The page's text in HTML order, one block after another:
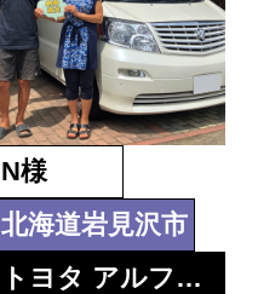
N様
北海道岩見沢市
トヨタ アルファード